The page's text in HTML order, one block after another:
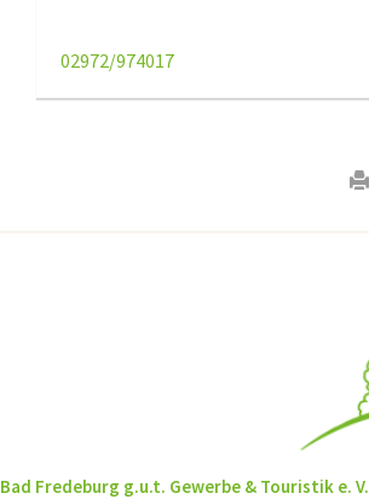
02972/974017
Bad Fredeburg g.u.t. Gewerbe & Touristik e. V.